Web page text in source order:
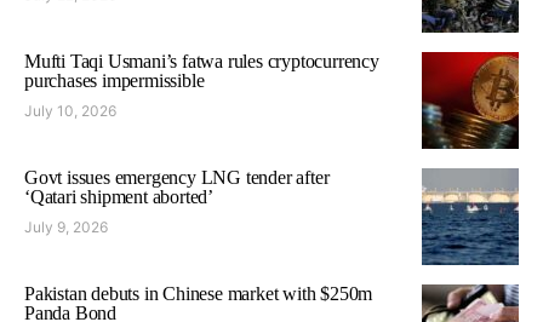
Mufti Taqi Usmani’s fatwa rules cryptocurrency
purchases impermissible
July 10, 2026
Govt issues emergency LNG tender after
‘Qatari shipment aborted’
July 9, 2026
Pakistan debuts in Chinese market with $250m
Panda Bond